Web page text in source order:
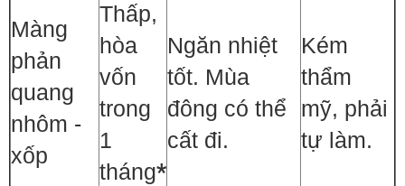
Màng
phản
quang
nhôm -
xốp
Thấp,
hòa
vốn
trong
1
tháng*
Ngăn nhiệt
tốt. Mùa
đông có thể
cất đi.
Kém
thẩm
mỹ, phải
tự làm.